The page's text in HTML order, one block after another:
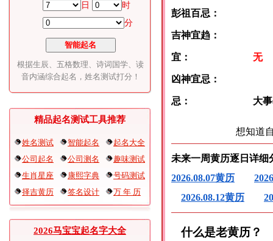
日
时
分
根据生辰、五格数理、诗词国学、读
音内涵综合起名，姓名测试打分！
精品起名测试工具推荐
姓名测试 智能起名
起名大全
公司起名
公司测名
趣味测试
生肖星座
康熙字典
号码测试
择吉黄历
签名设计 万 年 历
2026马宝宝起名字大全
彭祖百忌：
吉神宜趋：
宜： 无
凶神宜忌：
忌： 大
想知道
未来一周黄历逐日详细
2026.08.07黄历
2026.08.12黄历
什么是老黄历？